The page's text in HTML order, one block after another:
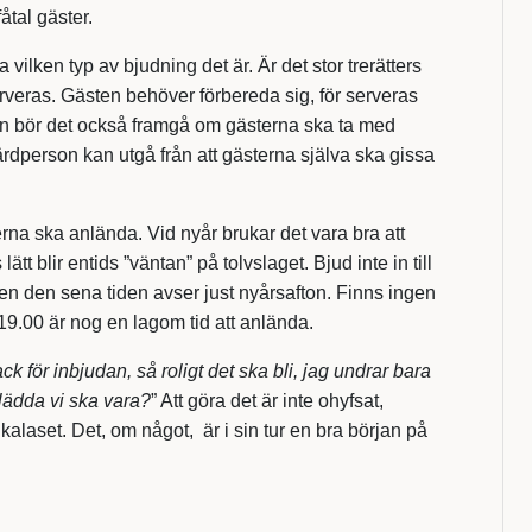
gäster.
typ av bjudning det är. Är det stor trerätters
Gästen behöver förbereda sig, för serveras
det också framgå om gästerna ska ta med
kan utgå från att gästerna själva ska gissa
ska anlända. Vid nyår brukar det vara bra att
blir entids ”väntan” på tolvslaget. Bjud inte in till
den sena tiden avser just nyårsafton. Finns ingen
är nog en lagom tid att anlända.
för inbjudan, så roligt det ska bli, jag undrar bara
vi ska vara?” Att göra det är inte ohyfsat,
Det, om något, är i sin tur en bra början på